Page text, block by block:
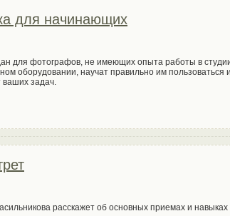
для начинающих
для фотографов, не имеющих опыта работы в
оборудовании, научат правильно им пользоваться
ваших задач.
расскажет об основных приемах и навыках